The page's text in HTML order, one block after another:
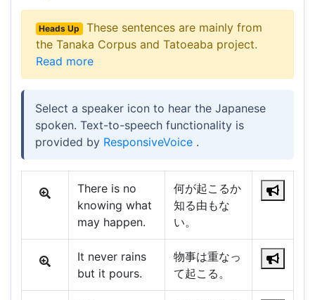
Heads Up
These sentences are mainly from
the Tanaka Corpus and Tatoeaba project.
Read more
Select a speaker icon to hear the Japanese
spoken. Text-to-speech functionality is
provided by ResponsiveVoice .
There is no
knowing what
may happen.
何が起こるか
知る由もな
い。
It never rains
but it pours.
物事は重なっ
て起こる。